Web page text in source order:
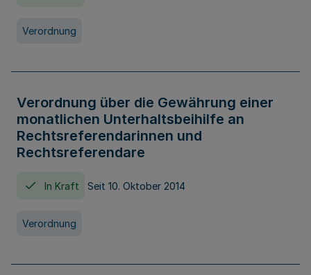
Verordnung
Verordnung über die Gewährung einer
monatlichen Unterhaltsbeihilfe an
Rechtsreferendarinnen und
Rechtsreferendare
In Kraft Seit 10. Oktober 2014
Verordnung